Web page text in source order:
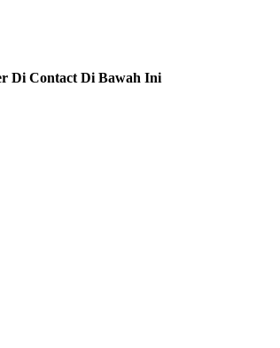
Di Contact Di Bawah Ini